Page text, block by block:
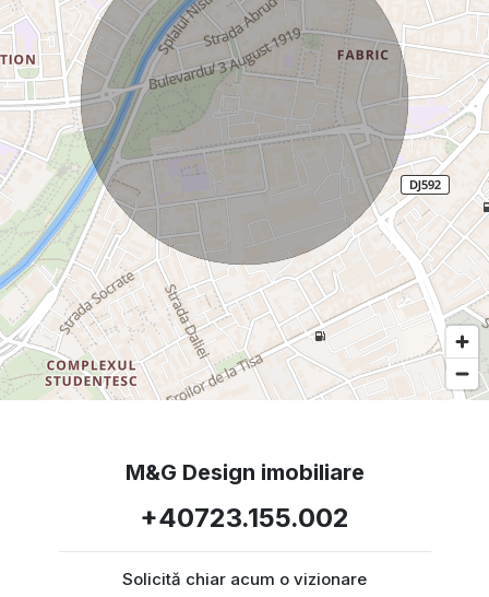
M&G Design imobiliare
+40723.155.002
Solicită chiar acum o vizionare